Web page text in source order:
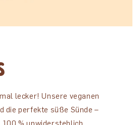
lecker! Unsere veganen
die perfekte süße Sünde –
% unwiderstehlich.